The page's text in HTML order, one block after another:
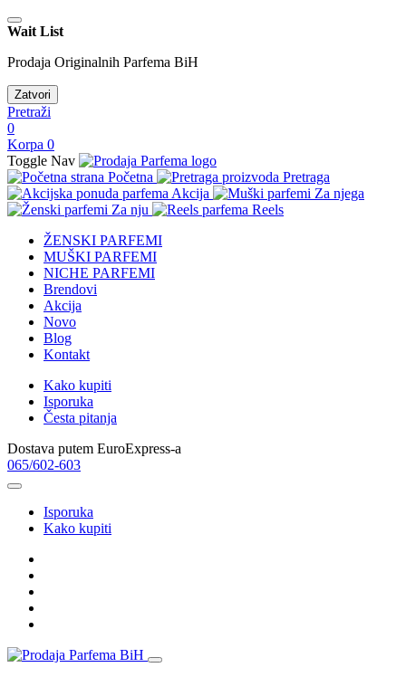
Wait List
Prodaja Originalnih Parfema BiH
Zatvori
Pretraži
0
Korpa 0
Toggle Nav
Početna
Pretraga
Akcija
Za njega
Za nju
Reels
ŽENSKI PARFEMI
MUŠKI PARFEMI
NICHE PARFEMI
Brendovi
Akcija
Novo
Blog
Kontakt
Kako kupiti
Isporuka
Česta pitanja
Dostava putem EuroExpress-a
065/602-603
Isporuka
Kako kupiti